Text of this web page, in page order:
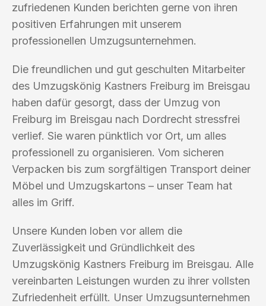
zufriedenen Kunden berichten gerne von ihren
positiven Erfahrungen mit unserem
professionellen Umzugsunternehmen.
Die freundlichen und gut geschulten Mitarbeiter
des Umzugskönig Kastners Freiburg im Breisgau
haben dafür gesorgt, dass der Umzug von
Freiburg im Breisgau nach Dordrecht stressfrei
verlief. Sie waren pünktlich vor Ort, um alles
professionell zu organisieren. Vom sicheren
Verpacken bis zum sorgfältigen Transport deiner
Möbel und Umzugskartons – unser Team hat
alles im Griff.
Unsere Kunden loben vor allem die
Zuverlässigkeit und Gründlichkeit des
Umzugskönig Kastners Freiburg im Breisgau. Alle
vereinbarten Leistungen wurden zu ihrer vollsten
Zufriedenheit erfüllt. Unser Umzugsunternehmen